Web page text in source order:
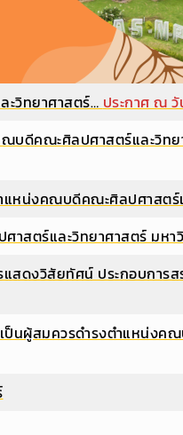
ะวิทยาศาสตร์… ประกาศ ณ
ณบดีคณะศิลปศาสตร์และวิ
ำแหน่งคณบดีคณะศิลปศาส
าสตร์และวิทยาศาสตร์ มห
แสดงวิสัยทัศน์ ประกอบก
นผู้สมควรดำรงตำแหน่ง